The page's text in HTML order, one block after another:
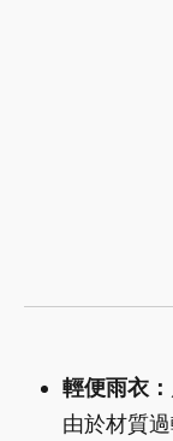
輕便雨衣：
由於材質